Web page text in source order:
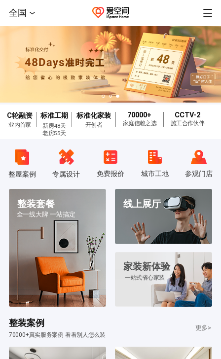
全国
C轮融资
业内首家
标准工期
新房48天
老房55天
标准化家装
开创者
70000+
家庭信赖之选
CCTV-2
施工合作伙伴
整屋案例 专属设计 免费报价 城市工地 参观门店
整装套餐
全一线大牌 一站搞定
线上展厅
家装新体验
一站式省心家装
整装案例
70000+真实服务案例 看看别人怎么装
更多>